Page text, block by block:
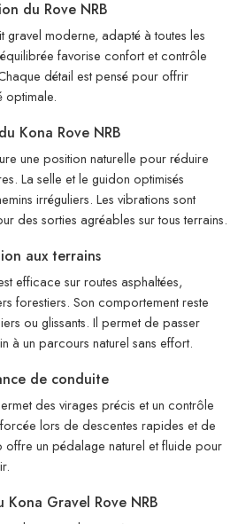
du Rove NRB
gravel moderne, adapté à toutes les
favorise confort et contrôle
détail est pensé pour offrir
optimale.
Kona Rove NRB
une position naturelle pour réduire
La selle et le guidon optimisés
irréguliers. Les vibrations sont
des sorties agréables sur tous terrains.
aux terrains
efficace sur routes asphaltées,
forestiers. Son comportement reste
ou glissants. Il permet de passer
à un parcours naturel sans effort.
de conduite
des virages précis et un contrôle
lors de descentes rapides et de
offre un pédalage naturel et fluide pour
Gravel Rove NRB